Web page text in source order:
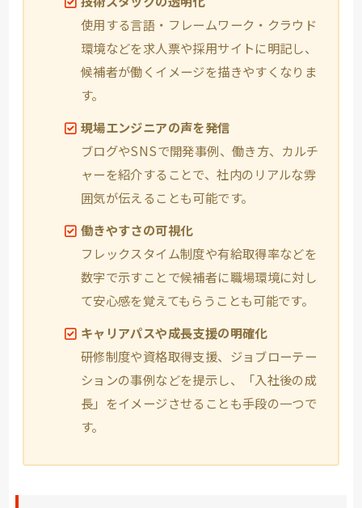
使用する言語・フレームワーク・クラウド
環境などを求人票や採用サイトに明記し、
候補者が働くイメージを描きやすくなりま
す。
現場エンジニアの声を発信
ブログやSNSで開発事例、働き方、カルチ
ャーを紹介することで、社内のリアルな雰
囲気が伝えることも可能です。
働きやすさの可視化
フレックスタイム制度や有給取得率などを
数字で示すことで候補者に職場環境に対し
て安心感を覚えてもらうことも可能です。
キャリアパスや成長支援の明確化
研修制度や資格取得支援、ジョブローテー
ションの事例などを提示し、「入社後の成
長」をイメージさせることも手段の一つで
す。